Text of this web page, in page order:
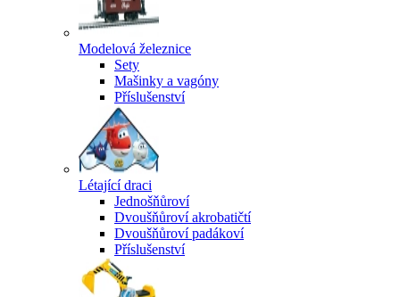
Modelová železnice
Sety
Mašinky a vagóny
Příslušenství
Létající draci
Jednošňůroví
Dvoušňůroví akrobatičtí
Dvoušňůroví padákoví
Příslušenství